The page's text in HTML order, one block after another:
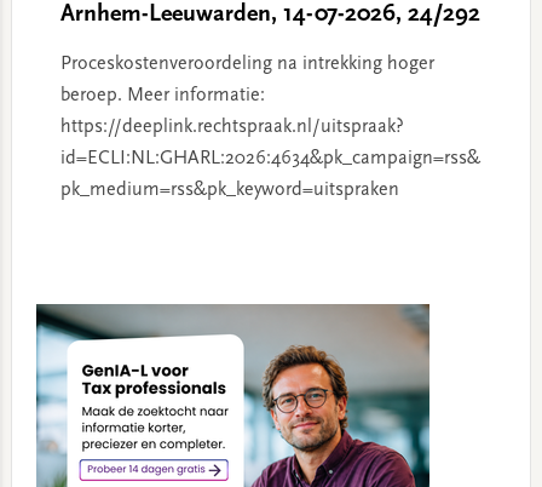
Arnhem-Leeuwarden, 14-07-2026, 24/292
Proceskostenveroordeling na intrekking hoger
beroep. Meer informatie:
https://deeplink.rechtspraak.nl/uitspraak?
id=ECLI:NL:GHARL:2026:4634&pk_campaign=rss&
pk_medium=rss&pk_keyword=uitspraken
Sidebar